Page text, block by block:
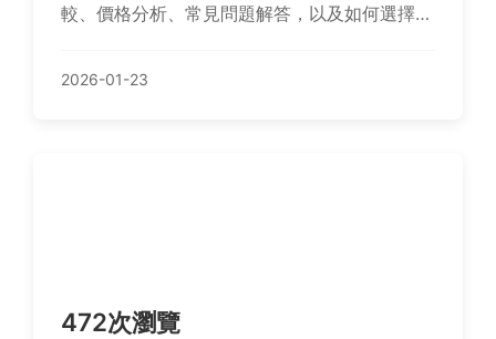
較、價格分析、常見問題解答，以及如何選擇適
2026-01-23
472次瀏覽